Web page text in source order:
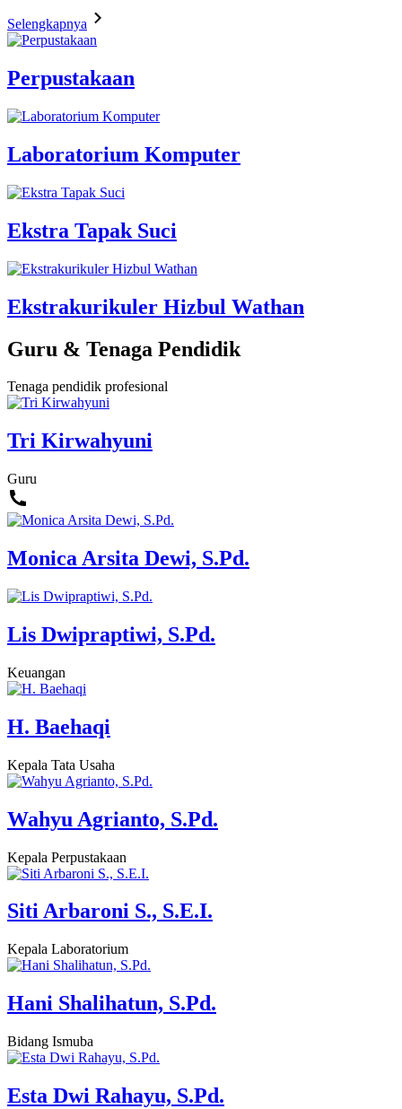
Selengkapnya
Perpustakaan
Laboratorium Komputer
Ekstra Tapak Suci
Ekstrakurikuler Hizbul Wathan
Guru & Tenaga Pendidik
Tenaga pendidik profesional
Tri Kirwahyuni
Guru
Monica Arsita Dewi, S.Pd.
Lis Dwipraptiwi, S.Pd.
Keuangan
H. Baehaqi
Kepala Tata Usaha
Wahyu Agrianto, S.Pd.
Kepala Perpustakaan
Siti Arbaroni S., S.E.I.
Kepala Laboratorium
Hani Shalihatun, S.Pd.
Bidang Ismuba
Esta Dwi Rahayu, S.Pd.